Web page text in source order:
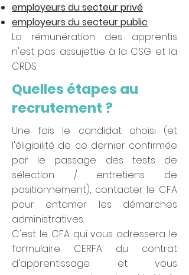
employeurs du secteur privé
employeurs du secteur public
La rémunération des apprentis
n'est pas assujettie à la CSG et la
CRDS.
Quelles étapes au
recrutement ?
Une fois le candidat choisi (et
l'éligibilité de ce dernier confirmée
par le passage des tests de
sélection / entretiens de
positionnement), contacter le CFA
pour entamer les démarches
administratives.
C'est le CFA qui vous adressera le
formulaire CERFA du contrat
d'apprentissage et vous